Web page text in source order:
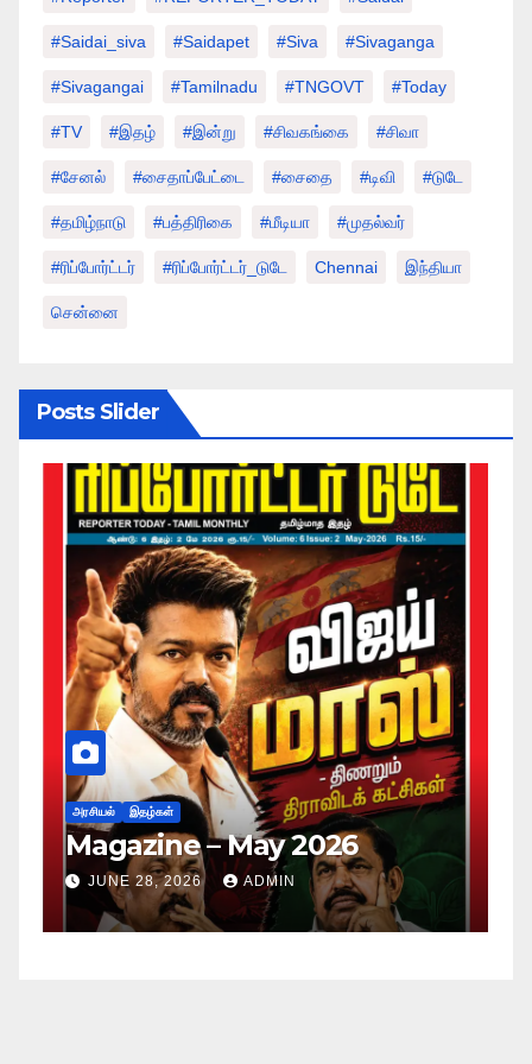
#saidai_siva #saidapet #Siva #Sivaganga
#sivagangai #tamilnadu #TNGOVT #today
#TV #இதழ் #இன்று #சிவகங்கை #சிவா
#சேனல் #சைதாப்பேட்டை #சைதை #டிவி #டுடே
#தமிழ்நாடு #பத்திரிகை #மீடியா #முதல்வர்
#ரிப்போர்ட்டர் #ரிப்போர்ட்டர்_டுடே Chennai இந்தியா
சென்னை
Posts Slider
அரசியல் இதழ்கள்
Magazine – May 2026
JUNE 28, 2026 ADMIN